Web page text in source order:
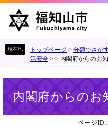
す
し
トップページ > 分類でさが
活安全 > > 内閣府からのお
内閣府からのお
ページID